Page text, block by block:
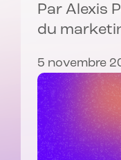
Par Alexis
du
5 novembre